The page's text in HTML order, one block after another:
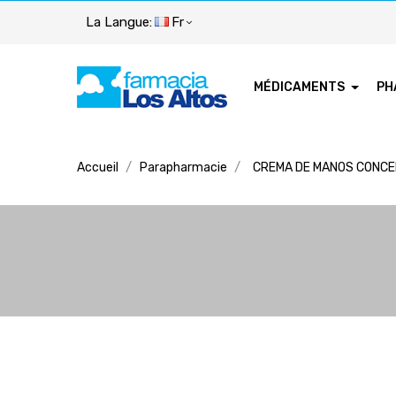
La Langue: Fr
MÉDICAMENTS
Accueil Parapharmacie CREMA DE MANOS